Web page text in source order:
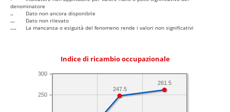
denominatore
..
Dato non ancora disponibile
...
Dato non rilevato
....
La mancanza o esiguità del fenomeno rende i valori non significativi
Indice di ricambio occupazionale
250
300
261.5
247.5